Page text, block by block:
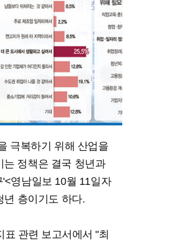
극복하기 위해 산업을
정책은 결국 청년과
영남일보 10월 11일자
년 층이기도 하다.
관련 보고서에서 "최